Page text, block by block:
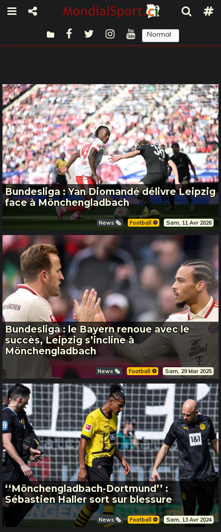
Normal
Bundesliga : Yan Diomandé délivre Leipzig
face à Mönchengladbach
News 🗞️ Football ⚽️ Sam, 11 Avr 2026
Bundesliga : le Bayern renoue avec le
succès, Leipzig s’incline à
Mönchengladbach
News 🗞️ Football ⚽️ Sam, 29 Mar 2025
‘‘Mönchengladbach-Dortmund’’ :
Sébastien Haller sort sur blessure
News 🗞️ Football ⚽️ Sam, 13 Avr 2024